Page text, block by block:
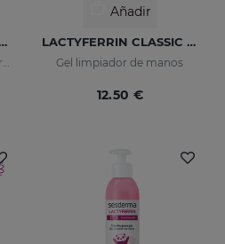
Gel Limpiador De Manos 80ml
Mantén el equilibrio de tu organismo
Añadir
LACTYFERRIN CLASSIC Gel Limpiador De Manos 250ml
Gel limpiador de manos
12.50 €